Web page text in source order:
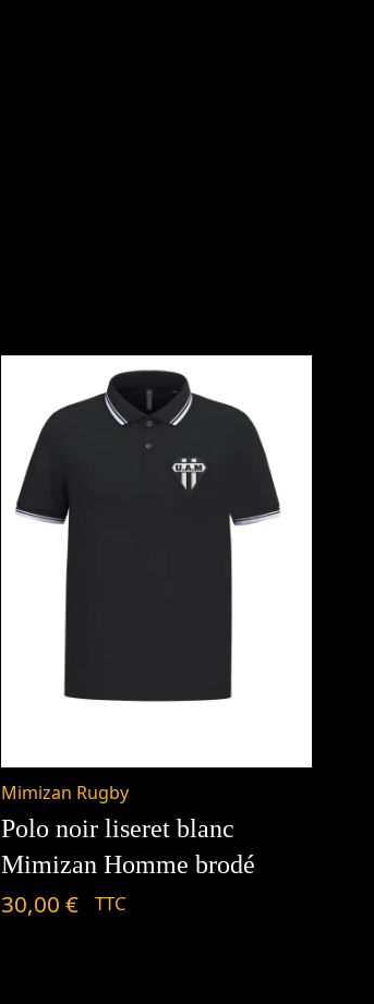
Mimizan Rugby
Polo noir liseret blanc
Mimizan Homme brodé
30,00 € TTC